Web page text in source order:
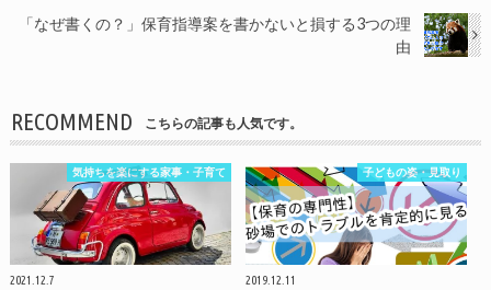
「なぜ書くの？」保育指導案を書かないと損する3つの理
由
RECOMMEND こちらの記事も人気です。
気持ちを楽にする家事・子育て
2021.12.7
子どもの姿・見取り
2019.12.11